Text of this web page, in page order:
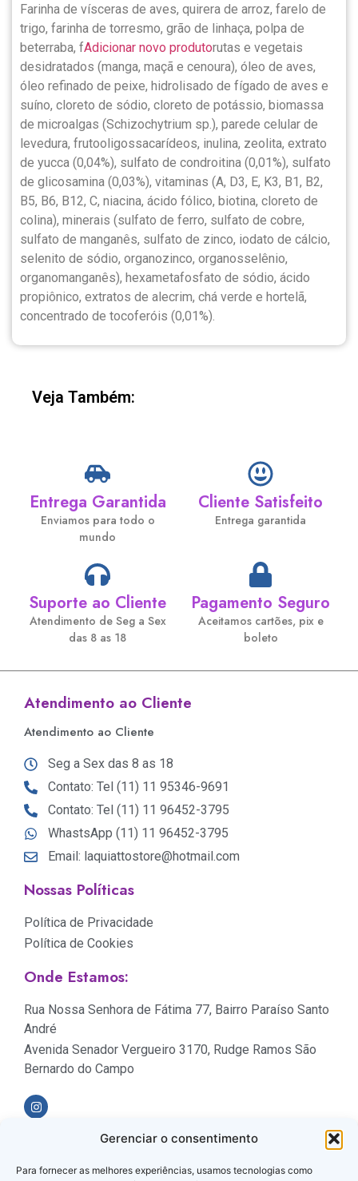
Gerenciar o consentimento
Para fornecer as melhores experiências, usamos tecnologias como
Farinha de vísceras de aves, quirera de arroz, farelo de
trigo, farinha de torresmo, grão de linhaça, polpa de
beterraba, fAdicionar novo produtorutas e vegetais
desidratados (manga, maçã e cenoura), óleo de aves,
óleo refinado de peixe, hidrolisado de fígado de aves e
suíno, cloreto de sódio, cloreto de potássio, biomassa
de microalgas (Schizochytrium sp.), parede celular de
levedura, frutooligossacarídeos, inulina, zeolita, extrato
de yucca (0,04%), sulfato de condroitina (0,01%), sulfato
de glicosamina (0,03%), vitaminas (A, D3, E, K3, B1, B2,
B5, B6, B12, C, niacina, ácido fólico, biotina, cloreto de
colina), minerais (sulfato de ferro, sulfato de cobre,
sulfato de manganês, sulfato de zinco, iodato de cálcio,
selenito de sódio, organozinco, organosselênio,
organomanganês), hexametafosfato de sódio, ácido
propiônico, extratos de alecrim, chá verde e hortelã,
concentrado de tocoferóis (0,01%).
Veja Também:
Entrega Garantida
Enviamos para todo o
mundo
Cliente Satisfeito
Entrega garantida
Suporte ao Cliente
Atendimento de Seg a Sex
das 8 as 18
Pagamento Seguro
Aceitamos cartões, pix e
boleto
Atendimento ao Cliente
Atendimento ao Cliente
Seg a Sex das 8 as 18
Contato: Tel (11) 11 95346-9691
Contato: Tel (11) 11 96452-3795
WhastsApp (11) 11 96452-3795
Email: laquiattostore@hotmail.com
Nossas Políticas
Política de Privacidade
Política de Cookies
Onde Estamos:
Rua Nossa Senhora de Fátima 77, Bairro Paraíso Santo
André
Avenida Senador Vergueiro 3170, Rudge Ramos São
Bernardo do Campo
Formas de Pagamento